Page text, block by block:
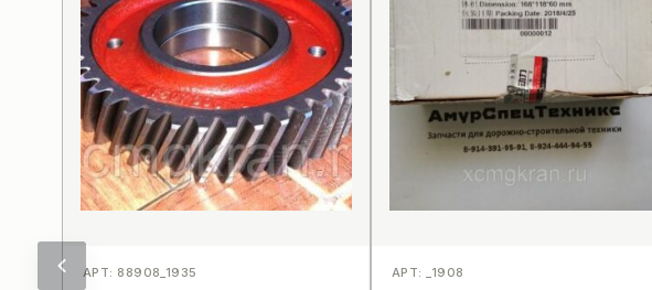
АРТ: 88908_1935 АРТ: _1908